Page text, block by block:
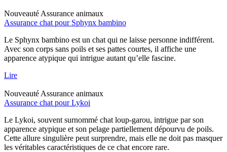
Nouveauté Assurance animaux
Assurance chat pour Sphynx bambino
Le Sphynx bambino est un chat qui ne laisse personne indifférent.
Avec son corps sans poils et ses pattes courtes, il affiche une
apparence atypique qui intrigue autant qu’elle fascine.
Lire
Nouveauté Assurance animaux
Assurance chat pour Lykoi
Le Lykoi, souvent surnommé chat loup-garou, intrigue par son
apparence atypique et son pelage partiellement dépourvu de poils.
Cette allure singulière peut surprendre, mais elle ne doit pas masquer
les véritables caractéristiques de ce chat encore rare.